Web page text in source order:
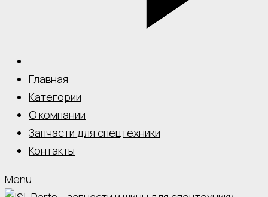
Главная
Категории
О компании
Запчасти для спецтехники
Контакты
Menu